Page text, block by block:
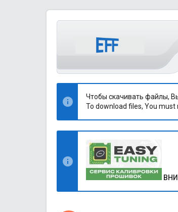
Чтобы скачивать файлы,
To download files, You